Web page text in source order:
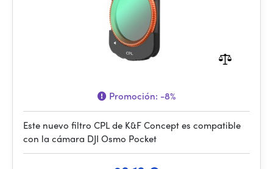
Promoción: -8%
Este nuevo filtro CPL de K&F Concept es compatible
con la cámara DJI Osmo Pocket